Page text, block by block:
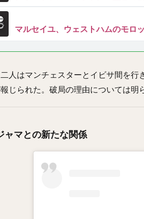
マルセイユ、ウェストハムのモロ
人はマンチェスターとイビサ間を
じられた。破局の理由については明
ャマとの新たな関係